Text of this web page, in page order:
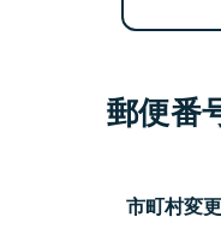
郵便番
市町村変